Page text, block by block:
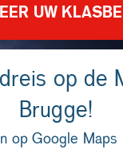
UW
op de
Brugge!
op Google Maps